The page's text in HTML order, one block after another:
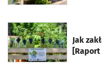
Jak
otworzy się w nowej